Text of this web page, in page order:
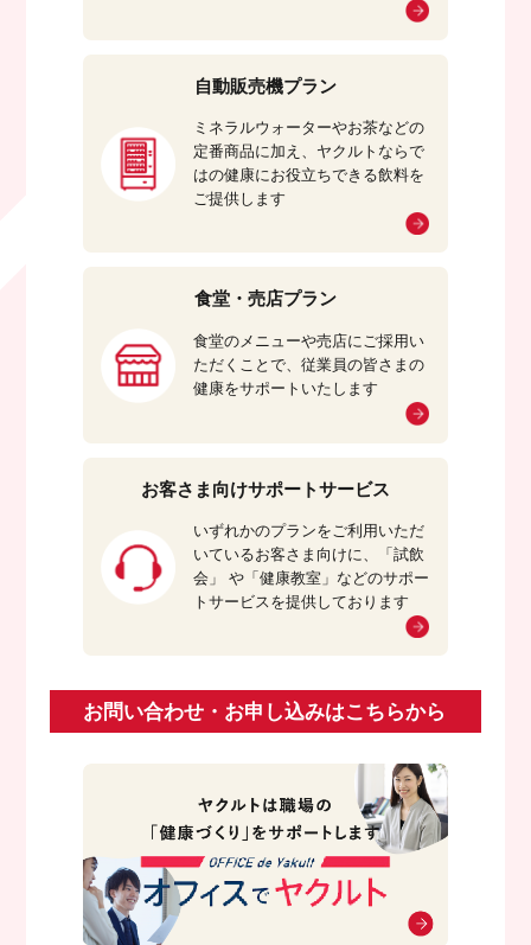
自動販売機プラン
ミネラルウォーターやお茶などの
定番商品に加え、ヤクルトならで
はの健康にお役立ちできる飲料を
ご提供します
食堂・売店プラン
食堂のメニューや売店にご採用い
ただくことで、従業員の皆さまの
健康をサポートいたします
お客さま向けサポートサービス
いずれかのプランをご利用いただ
いているお客さま向けに、「試飲
会」 や「健康教室」などのサポー
トサービスを提供しております
お問い合わせ・お申し込みはこちらから